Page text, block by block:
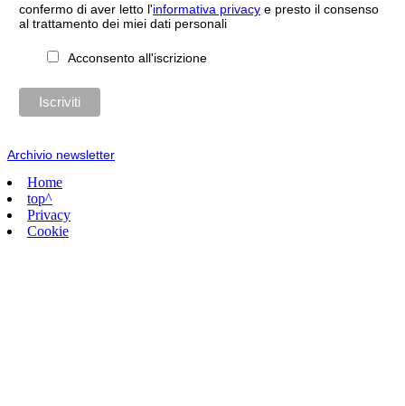
confermo di aver letto l'informativa privacye presto il consenso
al trattamento dei miei dati personali
Acconsento all'iscrizione
Archivio newsletter
Home
top^
Privacy
Cookie